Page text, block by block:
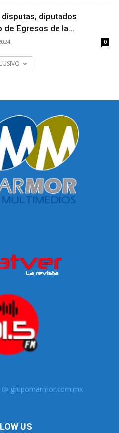
disputas, diputados
de Egresos de la...
0
grupomarmor.com.mx
US